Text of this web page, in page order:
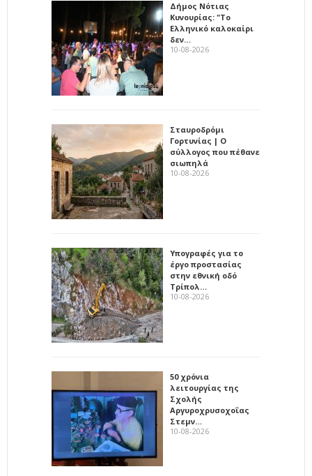
Δήμος Νότιας
Κυνουρίας: "Το
Ελληνικό καλοκαίρι
δεν…
10-08-2026
Σταυροδρόμι
Γορτυνίας | Ο
σύλλογος που πέθανε
σιωπηλά
10-08-2026
Υπογραφές για το
έργο προστασίας
στην εθνική οδό
Τρίπολ…
10-08-2026
50 χρόνια
λειτουργίας της
Σχολής
Αργυροχρυσοχοΐας
Στεμν…
10-08-2026